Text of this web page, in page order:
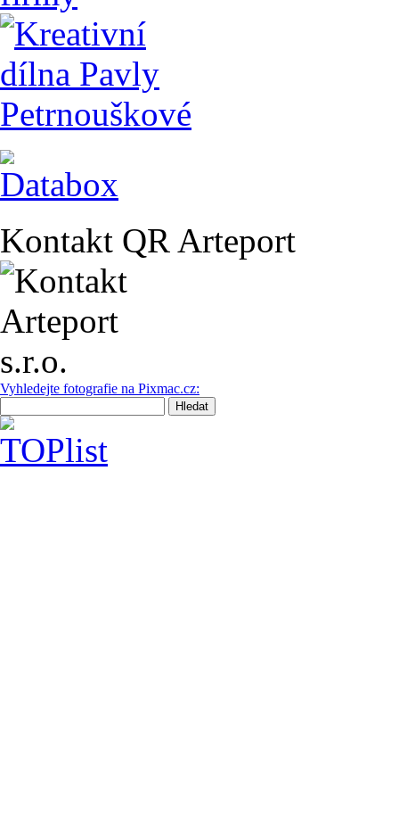
Kontakt QR Arteport
Vyhledejte fotografie na Pixmac.cz: